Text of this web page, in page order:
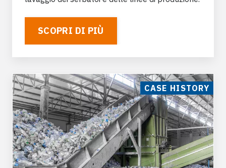
addizione detergenti e disinfettanti; serbatoi
fanghi.
P.E.T. Lavaggio e riciclaggio
Le pompe Varisco con motore elettrico
possono essere utilizzate all'interno del ciclo
di riciclaggio del PET per gestire acque di
SCOPRI DI PIÙ
CASE HISTORY